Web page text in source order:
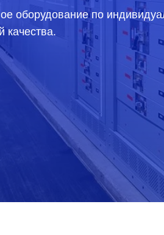
оборудование по
качества.